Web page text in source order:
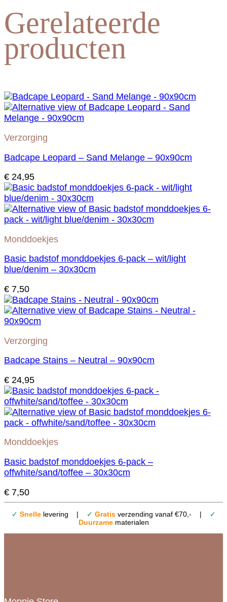
Gerelateerde
producten
Verzorging
Badcape Leopard – Sand Melange – 90x90cm
€ 24,95
Monddoekjes
Basic badstof monddoekjes 6-pack – wit/light
blue/denim – 30x30cm
€ 7,50
Verzorging
Badcape Stains – Neutral – 90x90cm
€ 24,95
Monddoekjes
Basic badstof monddoekjes 6-pack –
offwhite/sand/toffee – 30x30cm
€ 7,50
✓ Snellelevering | ✓ Gratisverzending vanaf €70,- |
✓
Duurzamematerialen